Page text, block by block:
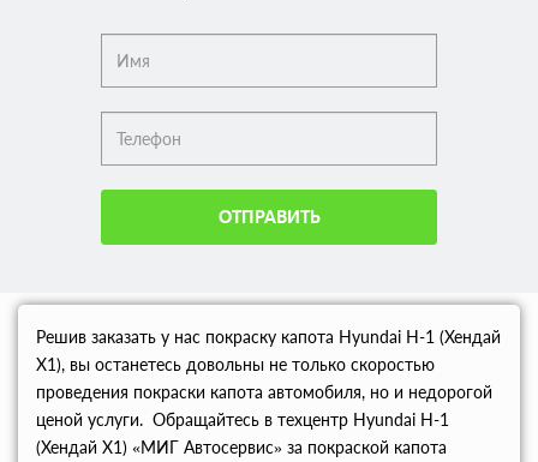
ОТПРАВИТЬ
Решив заказать у нас покраску капота Hyundai H-1 (Хендай
Х1), вы останетесь довольны не только скоростью
проведения покраски капота автомобиля, но и недорогой
ценой услуги. Обращайтесь в техцентр Hyundai H-1
(Хендай Х1) «МИГ Автосервис» за покраской капота